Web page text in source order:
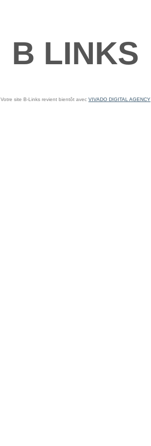
B LINKS
Votre site B-Links revient bientôt avec VIVADO DIGITAL AGENCY